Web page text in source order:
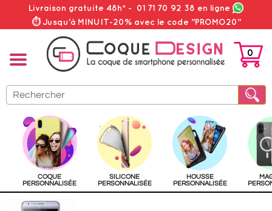
Livraison gratuite 48h* - 01 71 70 92 38 en ligne
⏱ Jusqu'à MINUIT-20% avec le code "PROMO20"
PANIER
0
COQUE
PERSONNALISÉE
SILICONE
PERSONNALISÉE
HOUSSE
PERSONNALISÉE